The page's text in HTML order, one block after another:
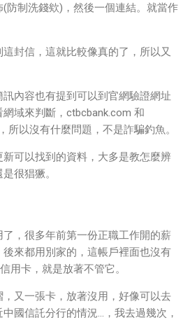
防制洗錢欸)，然後一個連結。就當作
封信，這就比較像真的了，所以又
內容也有提到可以到官網驗證網址
域來判斷，ctbcbank.com 和
所以沒有什麼問題，不是詐騙釣魚。
可以找到的資料，大多是教怎麼辨
很猖獗。
，很多年前第一份正職工作開的薪
來都用別家的，這帳戶裡面也沒有
用卡，就是放著不管它。
又一張卡，放著沒用，好像可以去
國信託分行的情況...，我去過幾次，